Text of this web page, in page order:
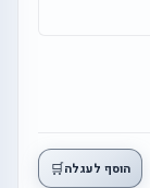
הוסף לעגלה🛒